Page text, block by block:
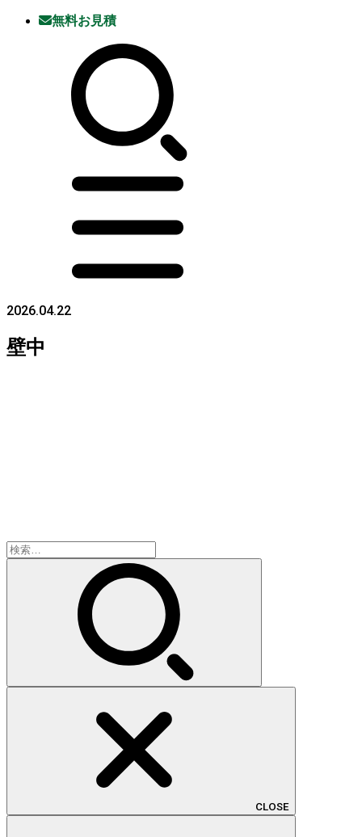
無料お見積
2026.04.22
壁中
検
索:
CLOSE